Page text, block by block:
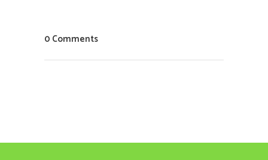
0 Comments